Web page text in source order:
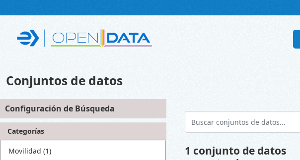
Conjuntos de datos
Configuración de Búsqueda
Categorías
Movilidad (1)
1 conjunto de datos